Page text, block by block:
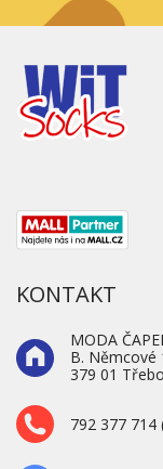
KONTAKT
MODA
B. Němcové
379 01
792 377 714